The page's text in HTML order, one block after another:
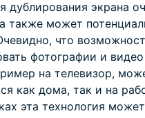
вопросы
дублирования экрана
также может
что
фотографии и
на телевизор,
как дома, так и на
эта технология